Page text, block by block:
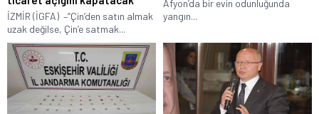
İZMİR (İGFA) –“Çin’den satın almak
uzak değilse, Çin’e satmak...
Afyon’da bir evin odunluğunda
yangın...